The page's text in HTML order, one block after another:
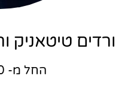
ורדים טיטאניק
החל מ-